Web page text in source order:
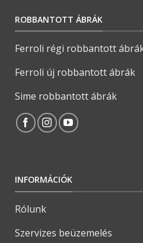
ROBBANTOTT ÁBRÁK
Ferroli régi robbantott
Ferroli új robbantott ábrák
Sime robbantott ábrák
INFORMÁCIÓK
Rólunk
Szervizes beüzemelés